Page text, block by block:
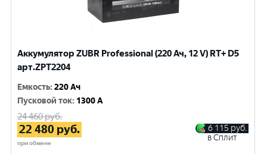
Аккумулятор ZUBR Professional (220 Ач, 12 V) RT+ D5
арт.ZPT2204
Емкость:220 Ач
Пусковой ток: 1300 A
24 460руб.
22 480 руб.
при обмене
6 115 руб.
в Сплит